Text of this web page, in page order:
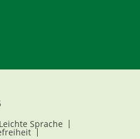
Leichte Sprache